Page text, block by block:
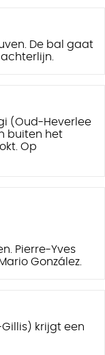
De bal gaat
(Oud-Heverlee
buiten het
Op
Pierre-Yves
González.
krijgt een